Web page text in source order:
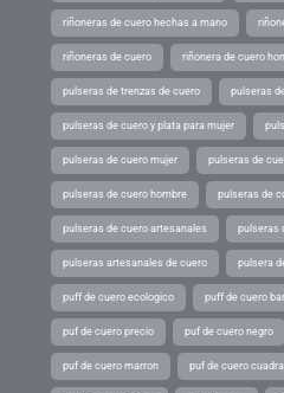
riñoneras de cuero hechas a mano
riñoneras de cuero riñonera de cuero
pulseras de trenzas de cuero pulseras
pulseras de cuero y plata para mujer
pulseras de cuero mujer pulseras de
pulseras de cuero hombre pulseras de
pulseras de cuero artesanales pulseras
pulseras artesanales de cuero pulsera
puff de cuero ecologico puff de cuero
puf de cuero precio puf de cuero negro
puf de cuero marron puf de cuero